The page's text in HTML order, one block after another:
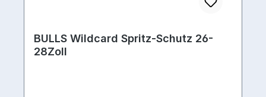
BULLS Wildcard Spritz-Schutz 26-
28Zoll